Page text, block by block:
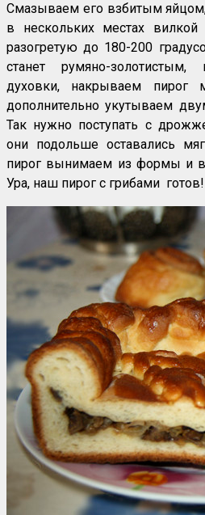
Смазываем его взбитым
в нескольких местах
разогретую до 180-200
станет румяно-
духовки, накрываем пирог
дополнительно укутываем
Так нужно поступать с
они подольше оставались
пирог вынимаем из формы и
Ура, наш пирог с грибами готов!